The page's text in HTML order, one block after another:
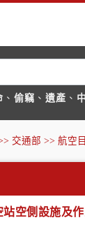
、 偷竊 、 遺產 、
交通部 >> 航空目
站空側設施及